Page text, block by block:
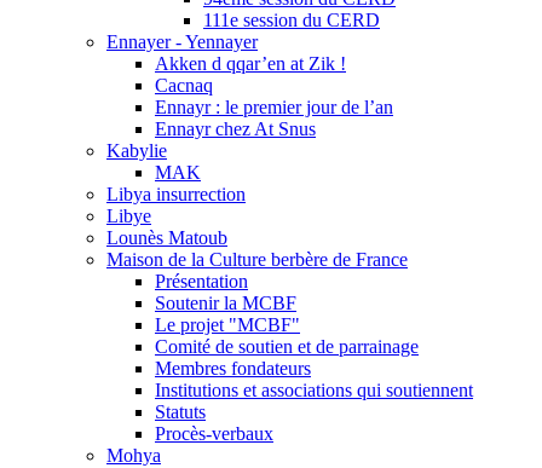
111e session du CERD
Ennayer - Yennayer
Akken d qqar’en at Zik !
Cacnaq
Ennayr : le premier jour de l’an
Ennayr chez At Snus
Kabylie
MAK
Libya insurrection
Libye
Lounès Matoub
Maison de la Culture berbère de France
Présentation
Soutenir la MCBF
Le projet "MCBF"
Comité de soutien et de parrainage
Membres fondateurs
Institutions et associations qui soutiennent
Statuts
Procès-verbaux
Mohya